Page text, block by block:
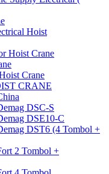
Hoist
Hoist Crane
Crane
CRANE
DSC-S
DSE10-C
DST6 (4 Tombol +
2 Tombol +